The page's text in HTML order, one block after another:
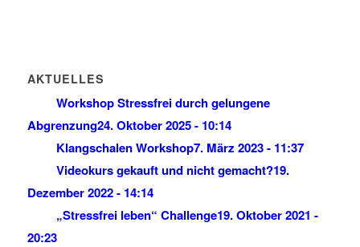
AKTUELLES
Workshop Stressfrei durch gelungene
Abgrenzung24. Oktober 2025 - 10:14
Klangschalen Workshop7. März 2023 - 11:37
Videokurs gekauft und nicht gemacht?19.
Dezember 2022 - 14:14
„Stressfrei leben“ Challenge19. Oktober 2021 -
20:23